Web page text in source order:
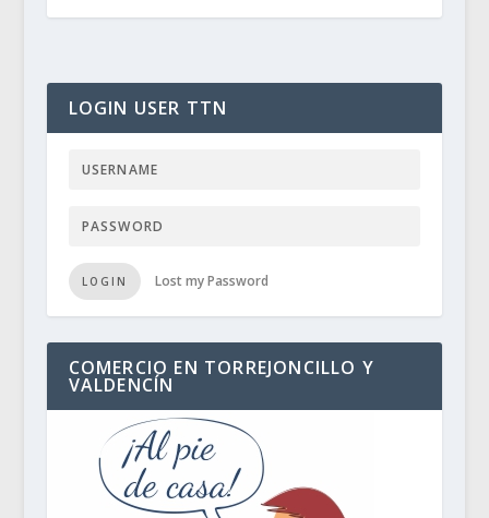
LOGIN USER TTN
LOGIN Lost my Password
COMERCIO EN TORREJONCILLO Y
VALDENCÍN